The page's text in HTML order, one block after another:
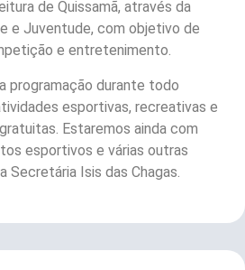
de Quissamã, através da
e Juventude, com objetivo de
e entretenimento.
programação durante todo
esportivas, recreativas e
Estaremos ainda com
esportivos e várias outras
Secretária Isis das Chagas.